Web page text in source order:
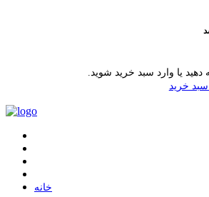
دهید یا وارد سبد خرید شوید.
خرید
ﺧﺎﻧﻪ